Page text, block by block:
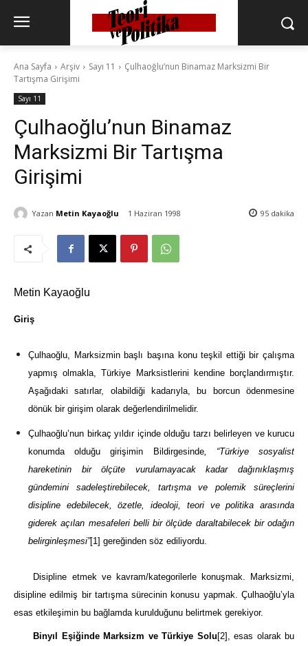
Ana Sayfa Arşiv Sayı 11
Çulhaoğlu’nun Binamaz Marksizmi Bir
Tartışma Girişimi
Sayı 11
Çulhaoğlu’nun Binamaz
Marksizmi Bir Tartışma
Girişimi
Yazan Metin Kayaoğlu 1 Haziran 1998 95 dakika
Metin Kayaoğlu
Giriş
Çulhaoğlu, Marksizmin başlı başına konu teşkil ettiği bir çalışma
yapmış olmakla, Türkiye Marksistlerini kendine borçlandırmıştır.
Aşağıdaki satırlar, olabildiği kadarıyla, bu borcun ödenmesine
dönük bir girişim olarak değerlendirilmelidir.
Çulhaoğlu’nun birkaç yıldır içinde olduğu tarzı belirleyen ve kurucu
konumda olduğu girişimin Bildirgesinde, “Türkiye sosyalist
hareketinin bir ölçüte vurulamayacak kadar dağınıklaşmış
gündemini sadeleştirebilecek, tartışma ve polemik süreçlerini
disipline edebilecek, özetle, ideoloji, teori ve politika arasında
giderek açılan mesafeleri belli bir ölçüde daraltabilecek bir odağın
belirginleşmesi”[1] gereğinden söz ediliyordu.
Disipline etmek ve kavram/kategorilerle konuşmak. Marksizmi,
disipline edilmiş bir tartışma sürecinin konusu yapmak. Çulhaoğlu’yla
esas etkileşimin bu bağlamda kurulduğunu belirtmek gerekiyor.
Binyıl Eşiğinde Marksizm ve Türkiye Solu [2] , esas olarak bu